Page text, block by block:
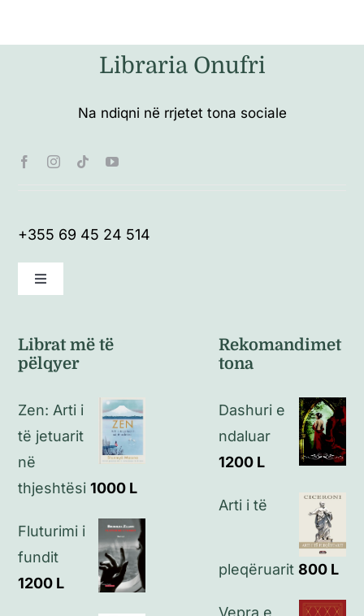
Libraria Onufri
Na ndiqni në rrjetet tona sociale
+355 69 45 24 514
Toggle
Politikat e kthimeve
Politikat e privatësisë
Librat më të
pëlqyer
Zen: Arti i
të jetuarit
në
thjeshtësi 1000 L
Fluturimi i
fundit
1200 L
Rekomandimet
tona
Dashuri e
ndaluar
1200 L
Arti i të
pleqëruarit 800 L
Vepra e